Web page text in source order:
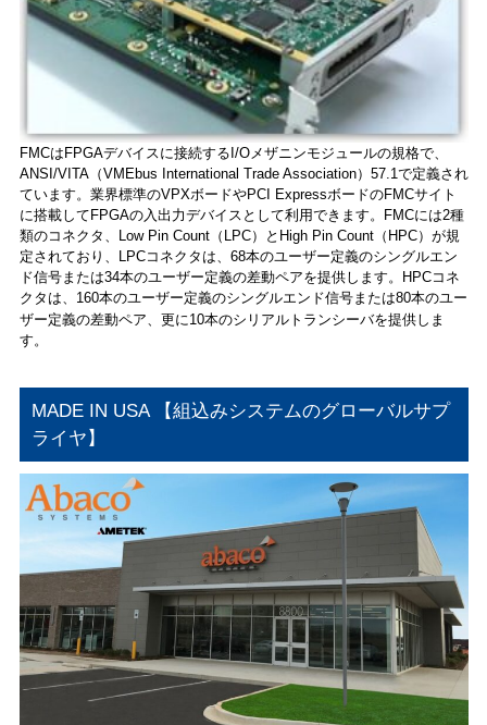
FMCはFPGAデバイスに接続するI/Oメザニンモジュールの規格で、
ANSI/VITA（VMEbus International Trade Association）57.1で定義され
ています。業界標準のVPXボードやPCI ExpressボードのFMCサイト
に搭載してFPGAの入出力デバイスとして利用できます。FMCには2種
類のコネクタ、Low Pin Count（LPC）とHigh Pin Count（HPC）が規
定されており、LPCコネクタは、68本のユーザー定義のシングルエン
ド信号または34本のユーザー定義の差動ペアを提供します。HPCコネ
クタは、160本のユーザー定義のシングルエンド信号または80本のユー
ザー定義の差動ペア、更に10本のシリアルトランシーバを提供しま
す。
MADE IN USA 【組込みシステムのグローバルサプ
ライヤ】